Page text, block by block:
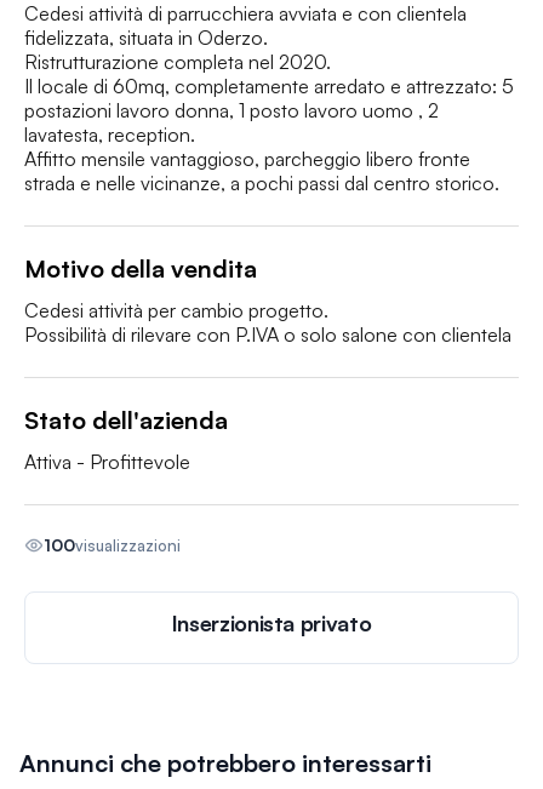
Cedesi attività di parrucchiera avviata e con clientela
fidelizzata, situata in Oderzo.
Ristrutturazione completa nel 2020.
Il locale di 60mq, completamente arredato e attrezzato: 5
postazioni lavoro donna, 1 posto lavoro uomo , 2
lavatesta, reception.
Affitto mensile vantaggioso, parcheggio libero fronte
strada e nelle vicinanze, a pochi passi dal centro storico.
Motivo della vendita
Cedesi attività per cambio progetto.
Possibilità di rilevare con P.IVA o solo salone con clientela
Stato dell'azienda
Attiva - Profittevole
100visualizzazioni
Inserzionista privato
Annunci che potrebbero interessarti